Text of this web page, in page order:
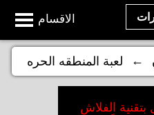
الاقسام
← لعبة المنطقه الحره
بتقنية الفلاش